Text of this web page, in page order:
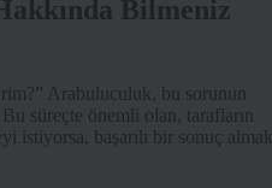
Bilmeniz
Arabuluculuk, bu sorunun
süreçte önemli olan, tarafların
istiyorsa, başarılı bir sonuç almak